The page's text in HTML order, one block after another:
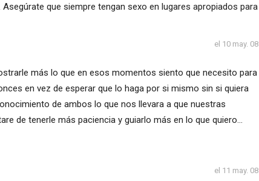
que siempre tengan sexo en lugares apropiados para
el 10 may. 08
más lo que en esos momentos siento que necesito para
en vez de esperar que lo haga por si mismo sin si quiera
de ambos lo que nos llevara a que nuestras
de tenerle más paciencia y guiarlo más en lo que quiero...
el 11 may. 08